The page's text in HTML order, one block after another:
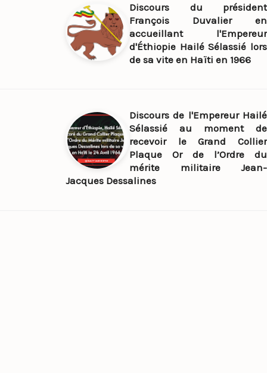
Discours du président
François Duvalier en
accueillant l'Empereur
d'Éthiopie Hailé Sélassié lors
de sa vite en Haïti en 1966
Discours de l'Empereur Hailé
Sélassié au moment de
recevoir le Grand Collier
Plaque Or de l’Ordre du
mérite militaire Jean-
Jacques Dessalines